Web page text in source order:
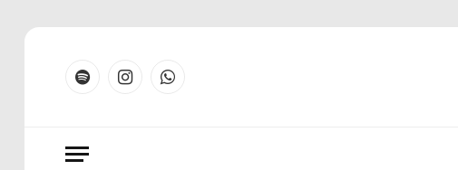
SpotifyInstagramWhatsApp